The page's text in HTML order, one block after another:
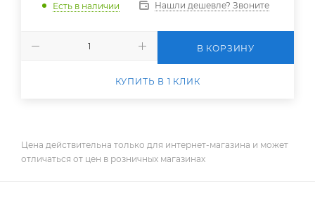
Есть в наличии Нашли дешевле? Звоните
В КОРЗИНУ
КУПИТЬ В 1 КЛИК
Цена действительна только для интернет-магазина и может
отличаться от цен в розничных магазинах